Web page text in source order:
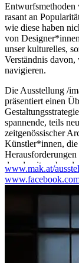
rasant an
wie diese haben
von
unser kulturelles,
Verständnis
navigieren.
Die Ausstellung /
präsentiert einen
spannende, teils
zeitgenössischer
Künstler*innen, die
den damit
infrastrukturellen
In vier Kapiteln –
Variation – zeigt
Arbeiten, die im
und
www.mak.at/